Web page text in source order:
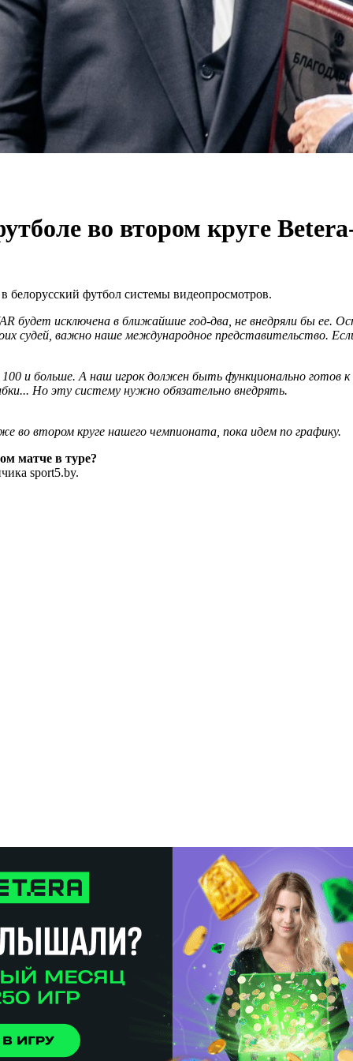
во втором круге
футбол системы видеопросмотров.
будет исключена в ближайшие год-два, не внедряли бы ее.
судей, важно наше международное представительство.
и больше. А наш игрок должен быть функционально готов
Но эту систему нужно обязательно внедрять.
втором круге нашего чемпионата, пока идем по графику.
матче в туре?
sport5.by.